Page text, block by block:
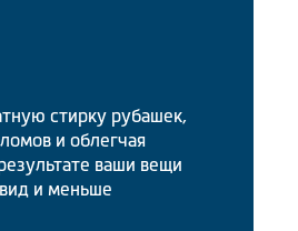
стирку рубашек,
и облегчая
ваши вещи
и меньше